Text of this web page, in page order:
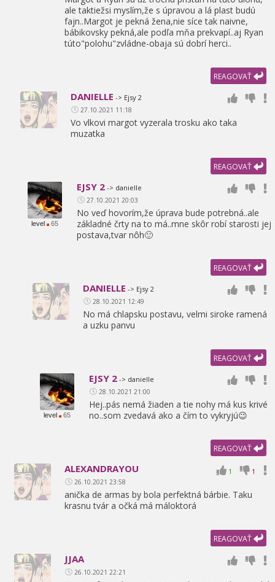
ale taktiežsi myslím,že s úpravou a lá plast budú
fajn..Margot je pekná žena,nie síce tak naivne,
bábikovsky pekná,ale podľa mňa prekvapí..aj Ryan
túto"polohu"zvládne-obaja sú dobrí herci..
REAGOVAŤ
DANIELLE -> Ejsy 2
27.10.2021 11:18
Vo vlkovi margot vyzerala trosku ako taka
muzatka
REAGOVAŤ
level 65
EJSY 2 -> danielle
27.10.2021 20:03
No veď hovorím,že úprava bude potrebná..ale
základné črty na to má..mne skôr robí starosti jej
postava,tvar nôh🙂
REAGOVAŤ
DANIELLE -> Ejsy 2
28.10.2021 12:49
No má chlapsku postavu, velmi siroke ramená
a uzku panvu
REAGOVAŤ
level 65
EJSY 2 -> danielle
28.10.2021 21:00
Hej..pás nemá žiaden a tie nohy má kus krivé
no..som zvedavá ako a čím to vykryjú😉
REAGOVAŤ
1 1
ALEXANDRAYOU
26.10.2021 23:58
anička de armas by bola perfektná bárbie. Taku
krasnu tvár a očká má máloktorá
REAGOVAŤ
JJAA
26.10.2021 22:21